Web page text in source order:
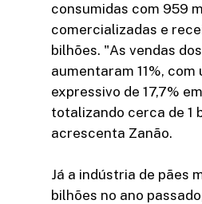
consumidas com 959
comercializadas e
bilhões. "As vendas
aumentaram 11%,
expressivo de 17,7%
totalizando cerca de 1
acrescenta Zanão.
Já a indústria de pães
bilhões no ano